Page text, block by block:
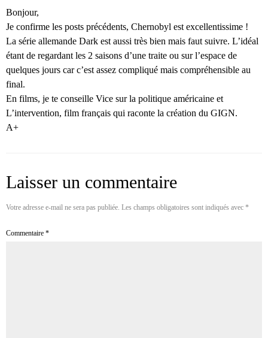
Bonjour,
Je confirme les posts précédents, Chernobyl est excellentissime !
La série allemande Dark est aussi très bien mais faut suivre. L’idéal
étant de regardant les 2 saisons d’une traite ou sur l’espace de
quelques jours car c’est assez compliqué mais compréhensible au
final.
En films, je te conseille Vice sur la politique américaine et
L’intervention, film français qui raconte la création du GIGN.
A+
Laisser un commentaire
Votre adresse e-mail ne sera pas publiée. Les champs obligatoires sont indiqués avec *
Commentaire *